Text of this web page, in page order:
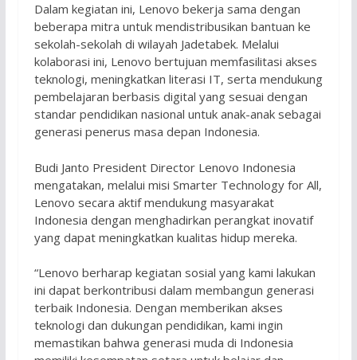
Dalam kegiatan ini, Lenovo bekerja sama dengan
beberapa mitra untuk mendistribusikan bantuan ke
sekolah-sekolah di wilayah Jadetabek. Melalui
kolaborasi ini, Lenovo bertujuan memfasilitasi akses
teknologi, meningkatkan literasi IT, serta mendukung
pembelajaran berbasis digital yang sesuai dengan
standar pendidikan nasional untuk anak-anak sebagai
generasi penerus masa depan Indonesia.
Budi Janto President Director Lenovo Indonesia
mengatakan, melalui misi Smarter Technology for All,
Lenovo secara aktif mendukung masyarakat
Indonesia dengan menghadirkan perangkat inovatif
yang dapat meningkatkan kualitas hidup mereka.
“Lenovo berharap kegiatan sosial yang kami lakukan
ini dapat berkontribusi dalam membangun generasi
terbaik Indonesia. Dengan memberikan akses
teknologi dan dukungan pendidikan, kami ingin
memastikan bahwa generasi muda di Indonesia